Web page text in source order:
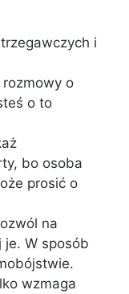
i
o
o to
bo osoba
prosić o
na
je. W sposób
wzmaga